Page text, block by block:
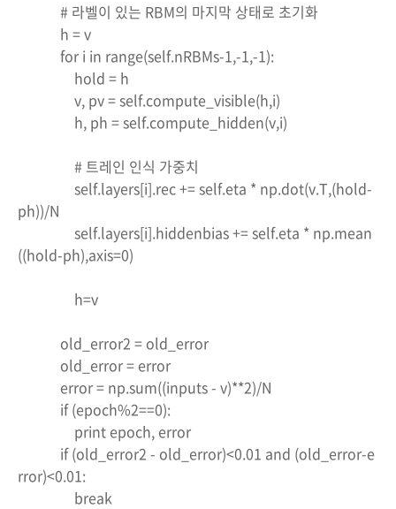
# 라벨이 있는 RBM의 마지막 상태로 초기화
h = v
for i in range(self.nRBMs-1,-1,-1):
hold = h
v, pv = self.compute_visible(h,i)
h, ph = self.compute_hidden(v,i)
# 트레인 인식 가중치
self.layers[i].rec += self.eta * np.dot(v.T,(hold-
ph))/N
self.layers[i].hiddenbias += self.eta * np.mean
((hold-ph),axis=0)
h=v
old_error2 = old_error
old_error = error
error = np.sum((inputs - v)**2)/N
if (epoch%2==0):
print epoch, error
if (old_error2 - old_error)<0.01 and (old_error-e
rror)<0.01:
break